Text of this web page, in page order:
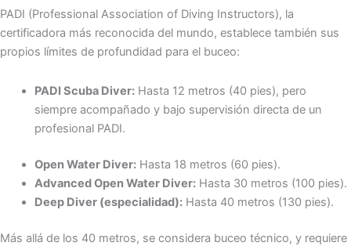
PADI (Professional Association of Diving Instructors), la
certificadora más reconocida del mundo, establece también sus
propios límites de profundidad para el buceo:
PADI Scuba Diver:Hasta 12 metros (40 pies), pero
siempre acompañado y bajo supervisión directa de un
profesional PADI.
Open Water Diver:Hasta 18 metros (60 pies).
Advanced Open Water Diver:Hasta 30 metros (100 pies).
Deep Diver (especialidad):Hasta 40 metros (130 pies).
Más allá de los 40 metros, se considera buceo técnico, y requiere